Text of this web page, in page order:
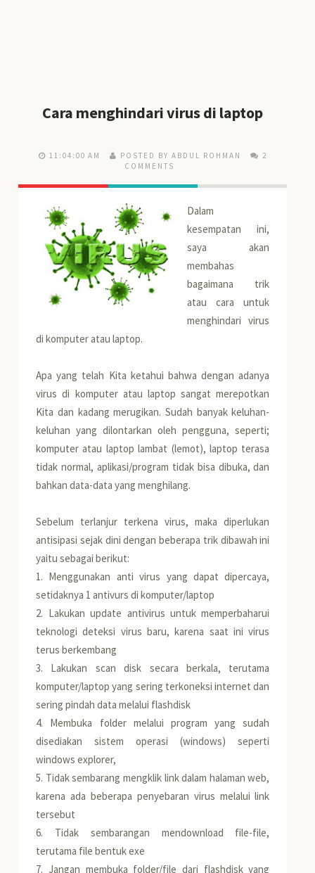
Cara menghindari virus di laptop
11:04:00 AM POSTED BY ABDUL ROHMAN
2
COMMENTS
Dalam
kesempatan ini,
saya akan
membahas
bagaimana trik
atau cara untuk
menghindari virus
di komputer atau laptop.
Apa yang telah Kita ketahui bahwa dengan adanya
virus di komputer atau laptop sangat merepotkan
Kita dan kadang merugikan. Sudah banyak keluhan-
keluhan yang dilontarkan oleh pengguna, seperti;
komputer atau laptop lambat (lemot), laptop terasa
tidak normal, aplikasi/program tidak bisa dibuka, dan
bahkan data-data yang menghilang.
Sebelum terlanjur terkena virus, maka diperlukan
antisipasi sejak dini dengan beberapa trik dibawah ini
yaitu sebagai berikut:
1. Menggunakan anti virus yang dapat dipercaya,
setidaknya 1 antivurs di komputer/laptop
2. Lakukan update antivirus untuk memperbaharui
teknologi deteksi virus baru, karena saat ini virus
terus berkembang
3. Lakukan scan disk secara berkala, terutama
komputer/laptop yang sering terkoneksi internet dan
sering pindah data melalui flashdisk
4. Membuka folder melalui program yang sudah
disediakan sistem operasi (windows) seperti
windows explorer,
5. Tidak sembarang mengklik link dalam halaman web,
karena ada beberapa penyebaran virus melalui link
tersebut
6. Tidak sembarangan mendownload file-file,
terutama file bentuk exe
7. Jangan membuka folder/file dari flashdisk yang